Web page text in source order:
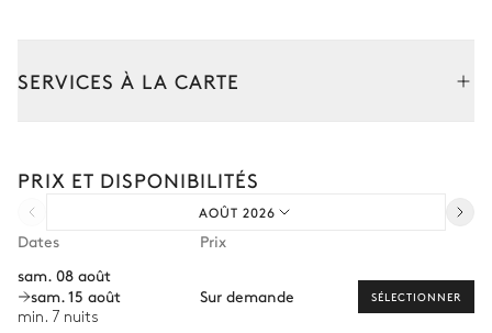
Four
Table
SERVICES À LA CARTE
Location de voiture
Personnel de maison supplémentaire
Babysitter
PRIX ET DISPONIBILITÉS
AOÛT 2026
Dates
Prix
sam. 08 août
sam. 15 août
min. 7 nuits
Sur demande SÉLECTIONNER